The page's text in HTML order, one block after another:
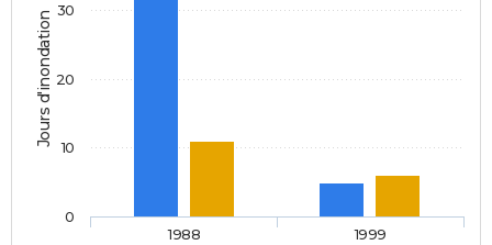
Jours d'inondation
1988 1999
0
10
20
30